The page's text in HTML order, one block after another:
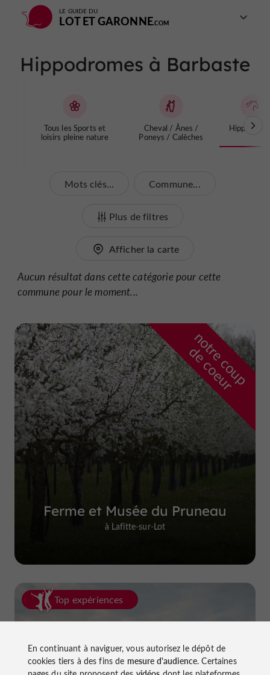
LE GUIDE DU
LOT ET GARONNE
Hippodromes à Barbaste
Tous les Sports et
loisirs pleine nature
Cheval / Ânes /
Poneys / Calèches
Mots clés... Commune...
Plus de filtres
Afficher la carte
Aucun résultat dans cette catégorie pour cette
commune pour le moment...
n
o
t
r
e
c
o
u
p
d
e
c
o
e
u
r
Ferme et Musée du Pruneau
à Lafitte-sur-Lot
Top expériences
En continuant à naviguer, vous autorisez le dépôt de
cookies tiers à des fins de mesure d'audience. Certaines